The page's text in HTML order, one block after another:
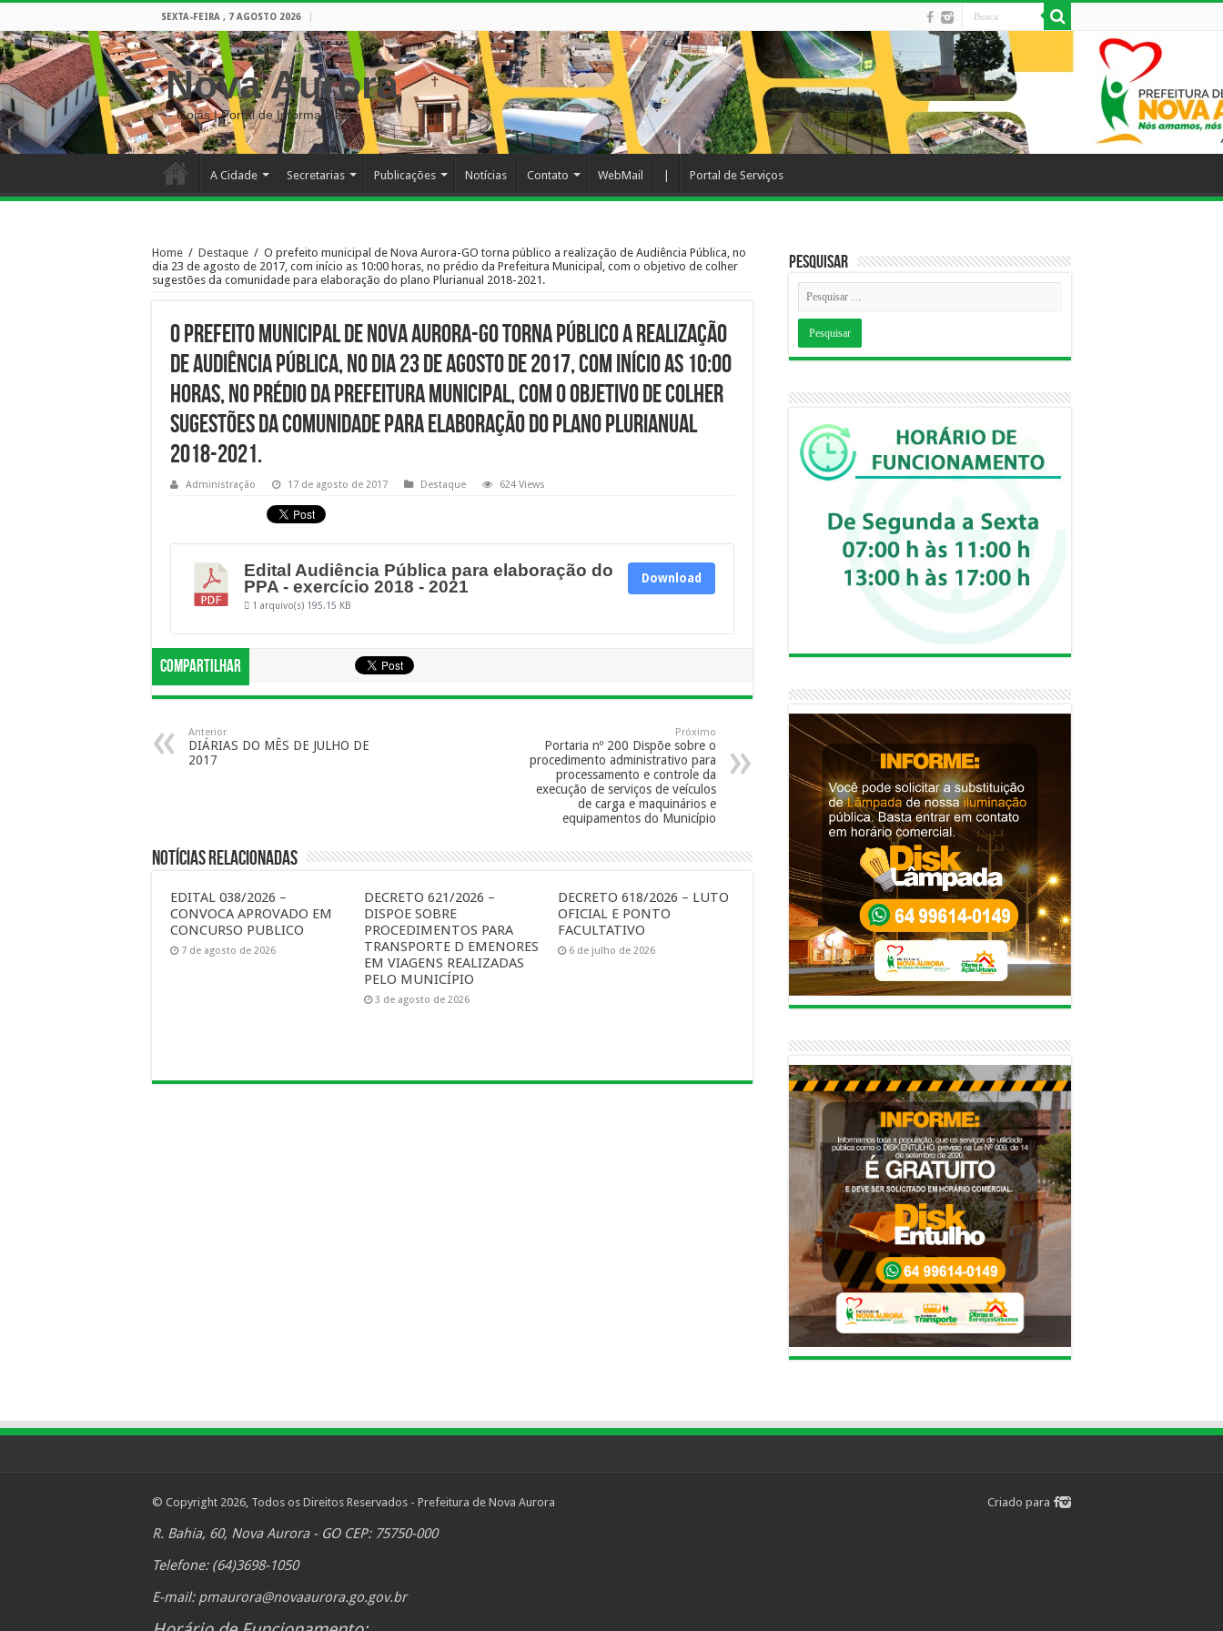
SEXTA-FEIRA , 7 AGOSTO 2026
Nova Aurora
– Goiás | Portal de Informações
A Cidade Secretarias Publicações Notícias Contato WebMail Portal de Serviços
Home / Destaque / O prefeito municipal de Nova Aurora-GO torna público a realização de Audiência Pública, no
dia 23 de agosto de 2017, com início as 10:00 horas, no prédio da Prefeitura Municipal, com o objetivo de colher
sugestões da comunidade para elaboração do plano Plurianual 2018-2021.
O prefeito municipal de Nova Aurora-GO torna público a realização
de Audiência Pública, no dia 23 de agosto de 2017, com início as 10:00
horas, no prédio da Prefeitura Municipal, com o objetivo de colher
sugestões da comunidade para elaboração do plano Plurianual
2018-2021.
Administração 17 de agosto de 2017 Destaque 624 Views
Edital Audiência Pública para elaboração do
PPA - exercício 2018 - 2021
1 arquivo(s) 195.15 KB
Download
Compartilhar
Anterior
DIÁRIAS DO MÊS DE JULHO DE
2017
Próximo
Portaria nº 200 Dispõe sobre o
procedimento administrativo para
processamento e controle da
execução de serviços de veículos
de carga e maquinários e
equipamentos do Município
Notícias Relacionadas
EDITAL 038/2026 –
CONVOCA APROVADO EM
CONCURSO PUBLICO
7 de agosto de 2026
DECRETO 621/2026 –
DISPOE SOBRE
PROCEDIMENTOS PARA
TRANSPORTE D EMENORES
EM VIAGENS REALIZADAS
PELO MUNICÍPIO
3 de agosto de 2026
DECRETO 618/2026 – LUTO
OFICIAL E PONTO
FACULTATIVO
6 de julho de 2026
Pesquisar
Criado para
© Copyright 2026, Todos os Direitos Reservados - Prefeitura de Nova Aurora
R. Bahia, 60, Nova Aurora - GO CEP: 75750-000
Telefone: (64)3698-1050
E-mail: pmaurora@novaaurora.go.gov.br